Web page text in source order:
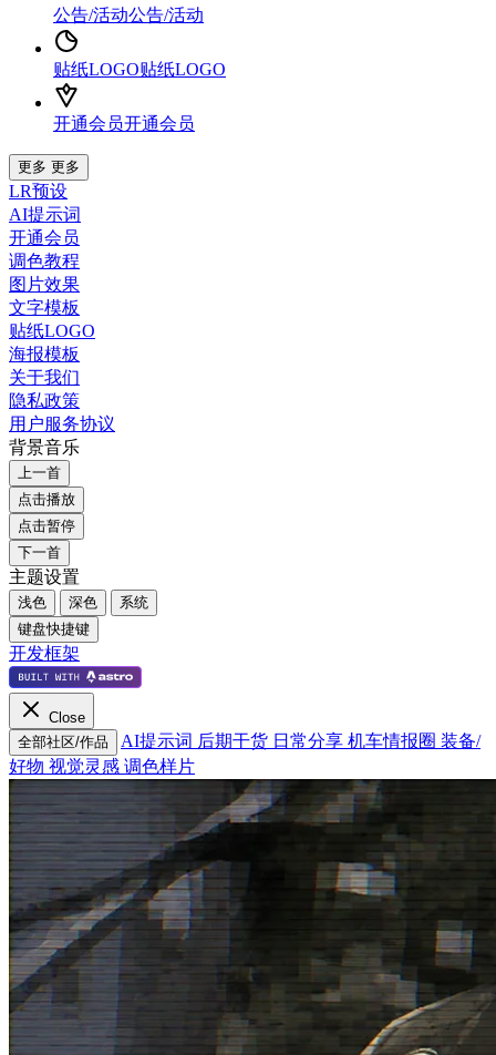
公告/活动公告/活动
贴纸LOGO贴纸LOGO
开通会员开通会员
更多 更多
LR预设
AI提示词
开通会员
调色教程
图片效果
文字模板
贴纸LOGO
海报模板
关于我们
隐私政策
用户服务协议
背景音乐
上一首
点击播放
点击暂停
下一首
主题设置
浅色 深色
系统
键盘快捷键
开发框架
Close
全部社区/作品
AI提示词 后期干货 日常分享 机车情报圈 装备/
好物 视觉灵感 调色样片